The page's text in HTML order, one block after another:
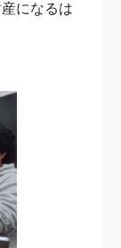
になるは